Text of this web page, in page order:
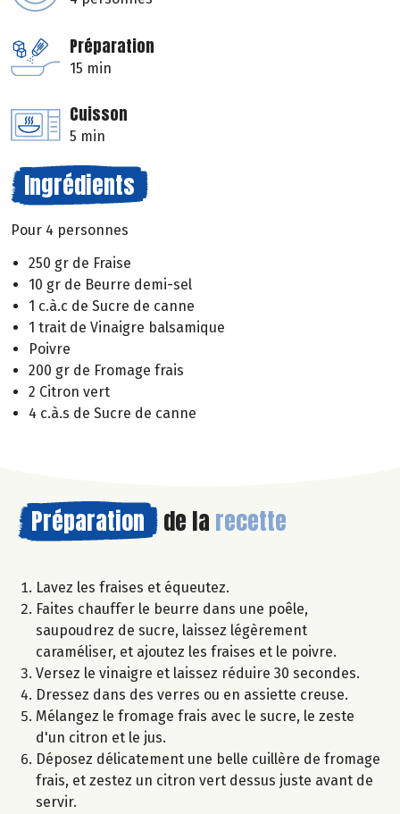
Préparation
15 min
Cuisson
5 min
Ingrédients
Pour 4 personnes
250 gr de Fraise
10 gr de Beurre demi-sel
1 c.à.c de Sucre de canne
1 trait de Vinaigre balsamique
Poivre
200 gr de Fromage frais
2 Citron vert
4 c.à.s de Sucre de canne
Préparation de la recette
Lavez les fraises et équeutez.
Faites chauffer le beurre dans une poêle,
saupoudrez de sucre, laissez légèrement
caraméliser, et ajoutez les fraises et le poivre.
Versez le vinaigre et laissez réduire 30 secondes.
Dressez dans des verres ou en assiette creuse.
Mélangez le fromage frais avec le sucre, le zeste
d'un citron et le jus.
Déposez délicatement une belle cuillère de fromage
frais, et zestez un citron vert dessus juste avant de
servir.